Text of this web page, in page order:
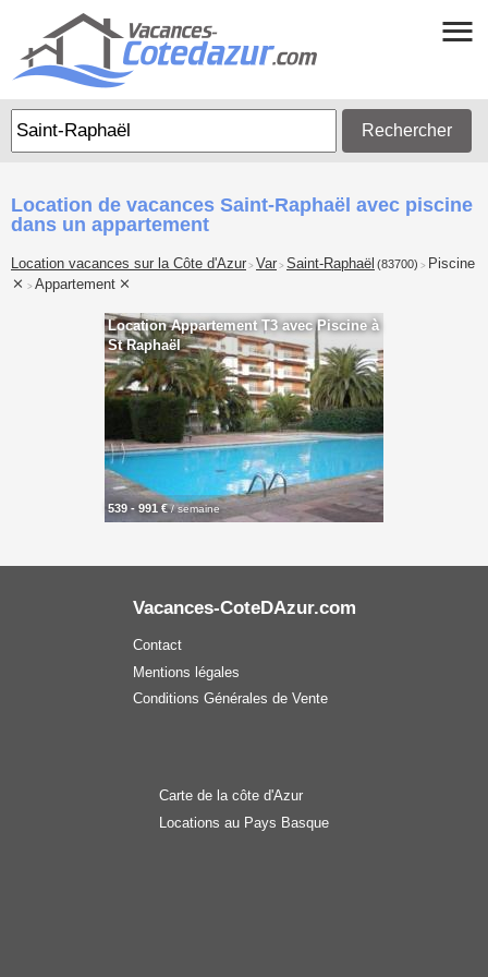
Rechercher
Location de vacances Saint-Raphaël avec piscine
dans un appartement
Location vacances sur la Côte d'Azur > Var > Saint-Raphaël (83700) > Piscine
> Appartement
Location Appartement T3 avec Piscine à
St Raphaël
539 - 991 €/ semaine
Vacances-CoteDAzur.com
Contact
Mentions légales
Conditions Générales de Vente
Carte de la côte d'Azur
Locations au Pays Basque